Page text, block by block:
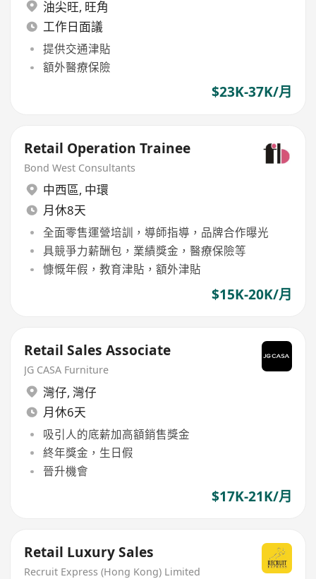
油尖旺, 旺角
工作日面議
提供交通津貼
額外醫療保險
$23K-37K/月
Retail Operation Trainee
Bond West Consultants
中西區, 中環
月休8天
全面零售運營培訓，導師指導，品牌合作曝光
具競爭力薪酬包，業績獎金，醫療保險等
慷慨年假，教育津貼，額外津貼
$15K-20K/月
Retail Sales Associate
JG CASA Furniture
灣仔, 灣仔
月休6天
吸引人的底薪加高額銷售獎金
終年獎金，生日假
晉升機會
$17K-21K/月
Retail Luxury Sales
Recruit Express (Hong Kong) Limited